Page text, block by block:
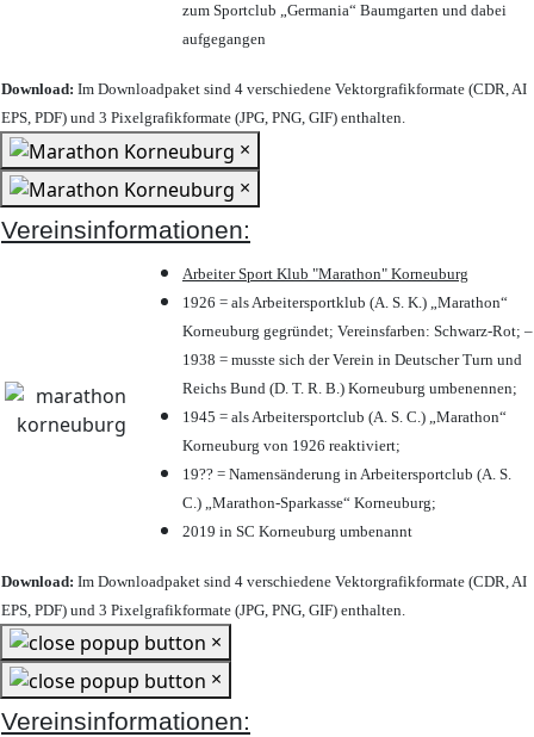
zum Sportclub „Germania“ Baumgarten und dabei
aufgegangen
Download: Im Downloadpaket sind 4 verschiedene Vektorgrafikformate (CDR, AI
EPS, PDF) und 3 Pixelgrafikformate (JPG, PNG, GIF) enthalten.
×
×
Vereinsinformationen:
Arbeiter Sport Klub "Marathon" Korneuburg
1926 = als Arbeitersportklub (A. S. K.) „Marathon“
Korneuburg gegründet; Vereinsfarben: Schwarz-Rot; –
1938 = musste sich der Verein in Deutscher Turn und
Reichs Bund (D. T. R. B.) Korneuburg umbenennen;
1945 = als Arbeitersportclub (A. S. C.) „Marathon“
Korneuburg von 1926 reaktiviert;
19?? = Namensänderung in Arbeitersportclub (A. S.
C.) „Marathon-Sparkasse“ Korneuburg;
2019 in SC Korneuburg umbenannt
Download: Im Downloadpaket sind 4 verschiedene Vektorgrafikformate (CDR, AI
EPS, PDF) und 3 Pixelgrafikformate (JPG, PNG, GIF) enthalten.
×
×
Vereinsinformationen: